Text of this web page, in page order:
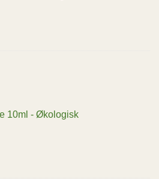
10ml - Økologisk